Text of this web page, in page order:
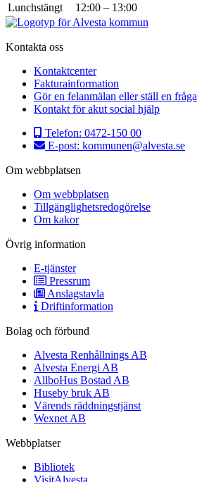
Lunchstängt
12:00 – 13:00
Kontakta oss
Kontaktcenter
Fakturainformation
Gör en felanmälan eller ställ en fråga
Kontakt för akut social hjälp
Telefon: 0472-150 00
E-post: kommunen@alvesta.se
Om webbplatsen
Om webbplatsen
Tillgänglighetsredogörelse
Om kakor
Övrig information
E-tjänster
Pressrum
Anslagstavla
Driftinformation
Bolag och förbund
Alvesta Renhållnings AB
Alvesta Energi AB
AllboHus Bostad AB
Huseby bruk AB
Värends räddningstjänst
Wexnet AB
Webbplatser
Bibliotek
VisitAlvesta